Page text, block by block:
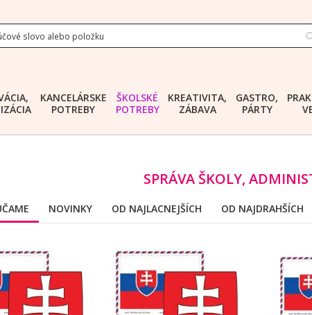
KANCELÁRSKE
POTREBY
ŠKOLSKÉ
POTREBY
KREATIVITA,
ZÁBAVA
GASTRO,
PÁRTY
SPRÁVA ŠKOLY,
NOVINKY OD NAJLACNEJŠÍCH OD NAJDRAHŠÍCH